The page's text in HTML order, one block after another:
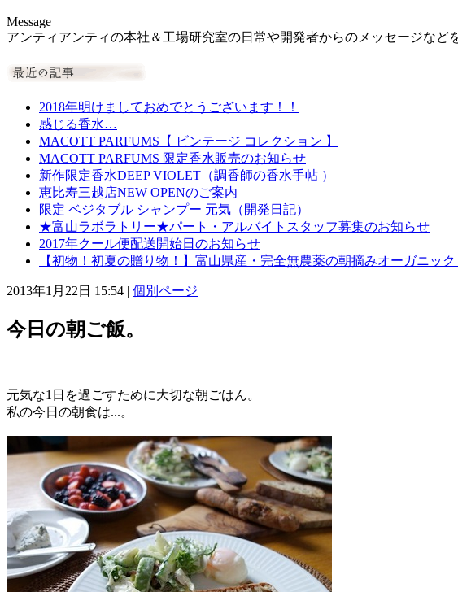
Message
アンティアンティの本社＆工場研究室の日常や開発者からのメッセージな
2018年明けましておめでとうございます！！
感じる香水…
MACOTT PARFUMS【 ビンテージ コレクション 】
MACOTT PARFUMS 限定香水販売のお知らせ
新作限定香水DEEP VIOLET（調香師の香水手帖 ）
恵比寿三越店NEW OPENのご案内
限定 ベジタブル シャンプー 元気（開発日記）
★富山ラボラトリー★パート・アルバイトスタッフ募集のお知らせ
2017年クール便配送開始日のお知らせ
【初物！初夏の贈り物！】富山県産・完全無農薬の朝摘みオーガニッ
2013年1月22日 15:54 | 個別ページ
今日の朝ご飯。
元気な1日を過ごすために大切な朝ごはん。
私の今日の朝食は...。